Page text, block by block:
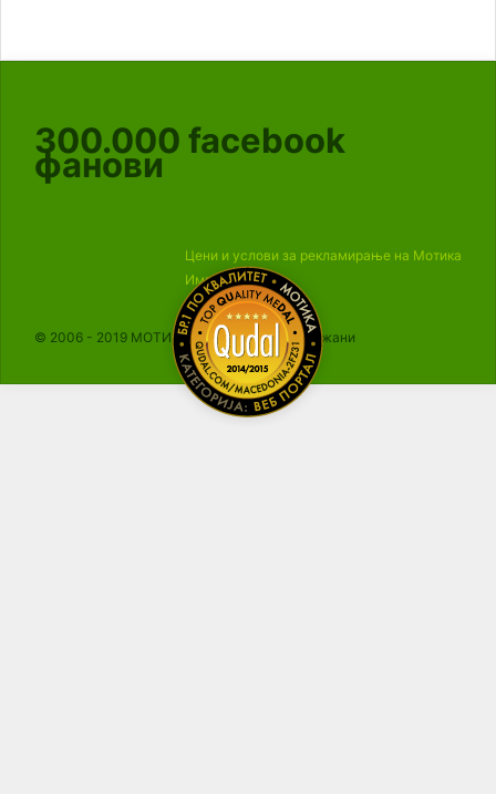
300.000 facebook
фанови
Цени и услови за рекламирање на Мотика
Импресум
© 2006 - 2019 МОТИКА, Сите права се задржани